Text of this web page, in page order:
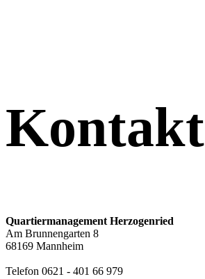
Kontakt
Quartiermanagement Herzogenried
Am Brunnengarten 8
68169 Mannheim
Telefon 0621 - 401 66 979